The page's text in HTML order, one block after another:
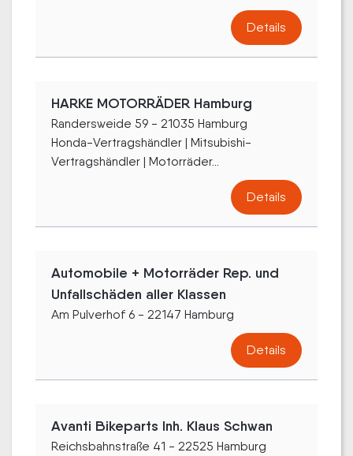
Details
HARKE MOTORRÄDER Hamburg
Randersweide 59 - 21035 Hamburg
Honda-Vertragshändler | Mitsubishi-
Vertragshändler | Motorräder...
Details
Automobile + Motorräder Rep. und
Unfallschäden aller Klassen
Am Pulverhof 6 - 22147 Hamburg
Details
Avanti Bikeparts Inh. Klaus Schwan
Reichsbahnstraße 41 - 22525 Hamburg